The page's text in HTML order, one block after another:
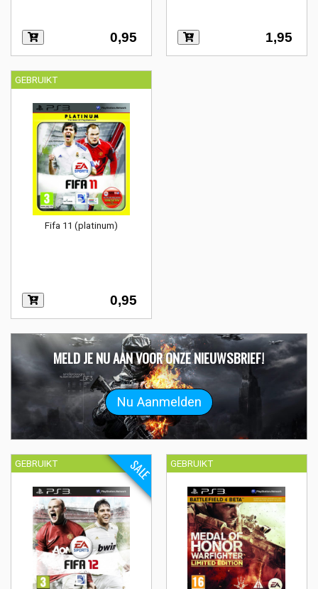
0,95 1,95
GEBRUIKT
Fifa 11 (platinum)
0,95
GEBRUIKT SALE GEBRUIKT
MELD JE NU AAN VOOR ONZE NIEUWSBRIEF!